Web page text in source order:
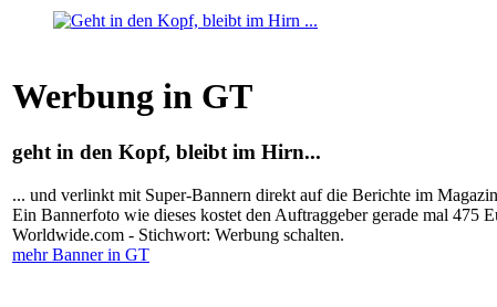
Werbung in GT
geht in den Kopf, bleibt im Hirn...
... und verlinkt mit Super-Bannern direkt auf die Berichte im Magazin
Ein Bannerfoto wie dieses kostet den Auftraggeber gerade mal
Worldwide.com - Stichwort: Werbung schalten.
mehr Banner in GT